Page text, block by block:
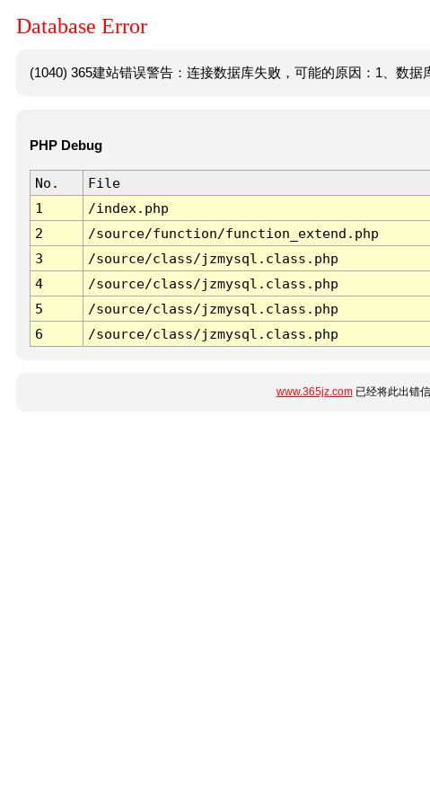
Database Error
(1040) 365建站错误警告：连接数据库失败，可能的原因：1、数据
PHP Debug
No. File
1
/index.php
2
/source/function/function_extend.php
3
/source/class/jzmysql.class.php
4
/source/class/jzmysql.class.php
5
/source/class/jzmysql.class.php
6
/source/class/jzmysql.class.php
www.365jz.com已经将此出错